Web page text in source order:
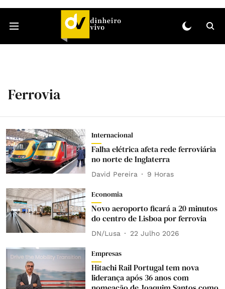
Ferrovia
Internacional
Falha elétrica afeta rede ferroviária
no norte de Inglaterra
David Pereira 9 Horas
Economia
Novo aeroporto ficará a 20 minutos
do centro de Lisboa por ferrovia
DN/Lusa 22 Julho 2026
Empresas
Hitachi Rail Portugal tem nova
liderança após 36 anos com